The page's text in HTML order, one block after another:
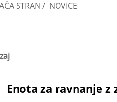
STRAN / NOVICE
Enota za ravnanje